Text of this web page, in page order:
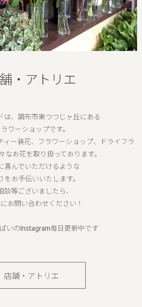
・アトリエ
は、調布市東つつじヶ丘にある
ラワーショップです。
ィー装花、フラワーショップ、ドライフラ
なお花を取り扱っております。
喜んでいただけるような
をお手伝いいたします。
談等ございましたら、
お問い合わせください！
いのInstagram毎日更新中です
店舗・アトリエ